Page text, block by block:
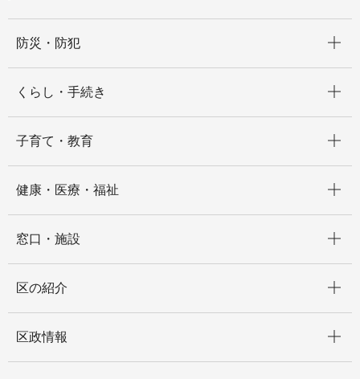
防災・防犯
くらし・手続き
子育て・教育
健康・医療・福祉
窓口・施設
区の紹介
区政情報